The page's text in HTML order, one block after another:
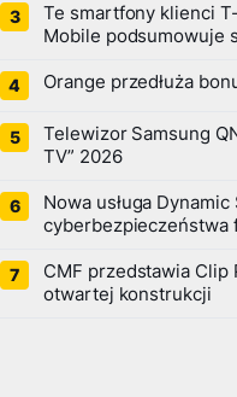
Te smartfony klienci
Mobile podsumowuje
Orange przedłuża
Telewizor Samsung
TV” 2026
Nowa usługa Dynamic
cyberbezpieczeństwa
CMF przedstawia Clip
otwartej konstrukcji